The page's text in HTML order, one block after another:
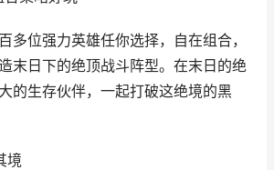
多位强力英雄任你选择，自在组合，
末日下的绝顶战斗阵型。在末日的绝
的生存伙伴，一起打破这绝境的黑
境